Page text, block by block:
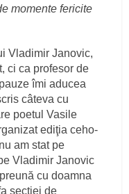
momente fericite
Vladimir Janovic,
ci ca profesor de
îmi aducea
câteva cu
poetul Vasile
ediţia ceho-
am stat pe
Vladimir Janovic
cu doamna
secţiei de